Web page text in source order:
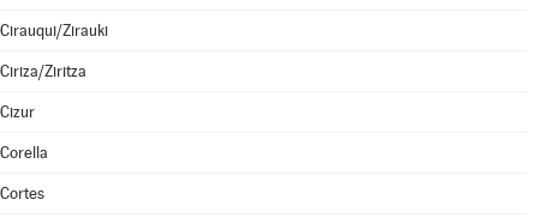
Cirauqui/Zirauki
Ciriza/Ziritza
Cizur
Corella
Cortes